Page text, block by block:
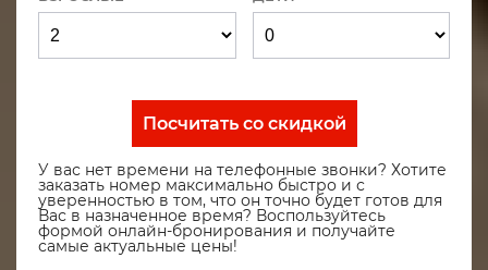
Посчитать со скидкой
У вас нет времени на телефонные звонки? Хотите
заказать номер максимально быстро и с
уверенностью в том, что он точно будет готов для
Вас в назначенное время? Воспользуйтесь
формой онлайн-бронирования и получайте
самые актуальные цены!